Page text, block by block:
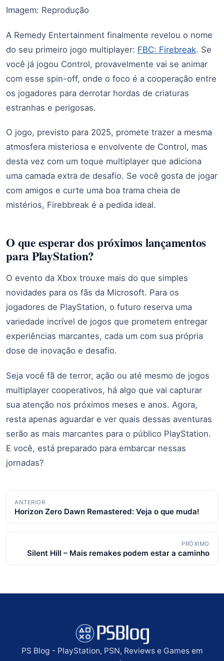
Imagem: Reprodução
A Remedy Entertainment finalmente revelou o nome
do seu primeiro jogo multiplayer: FBC: Firebreak. Se
você já jogou Control, provavelmente vai se animar
com esse spin-off, onde o foco é a cooperação entre
os jogadores para derrotar hordas de criaturas
estranhas e perigosas.
O jogo, previsto para 2025, promete trazer a mesma
atmosfera misteriosa e envolvente de Control, mas
desta vez com um toque multiplayer que adiciona
uma camada extra de desafio. Se você gosta de jogar
com amigos e curte uma boa trama cheia de
mistérios, Firebbreak é a pedida ideal.
O que esperar dos próximos lançamentos
para PlayStation?
O evento da Xbox trouxe mais do que simples
novidades para os fãs da Microsoft. Para os
jogadores de PlayStation, o futuro reserva uma
variedade incrível de jogos que prometem entregar
experiências marcantes, cada um com sua própria
dose de inovação e desafio.
Seja você fã de terror, ação ou até mesmo de jogos
multiplayer cooperativos, há algo que vai capturar
sua atenção nos próximos meses e anos. Agora,
resta apenas aguardar e ver quais dessas aventuras
serão as mais marcantes para o público PlayStation.
E você, está preparado para embarcar nessas
jornadas?
Navegação
de
posts
ANTERIOR
Horizon Zero Dawn Remastered: Veja o que muda!
PRÓXIMO
Silent Hill – Mais remakes podem estar a caminho
PS Blog - PlayStation, PSN, Reviews e Games em